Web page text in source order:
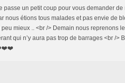
un petit coup pour vous demander de
nous étions tous malades et pas envie de
peu mieux .. <br /> Demain nous reprenons
qui n’y aura pas trop de barrages <br />